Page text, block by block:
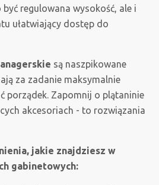
regulowana wysokość, ale i
ułatwiający dostęp do
są naszpikowane
za zadanie maksymalnie
porządek. Zapomnij o plątaninie
akcesoriach - to rozwiązania
jakie znajdziesz w
gabinetowych: